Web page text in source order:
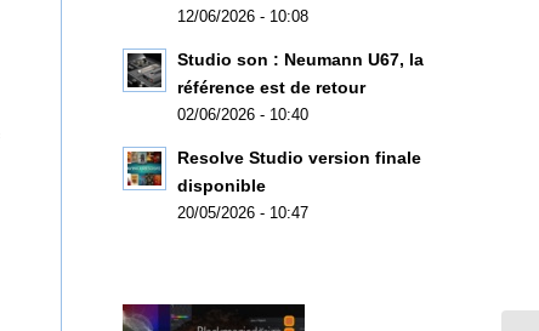
12/06/2026 - 10:08
Studio son : Neumann U67, la
référence est de retour
02/06/2026 - 10:40
Resolve Studio version finale
disponible
20/05/2026 - 10:47